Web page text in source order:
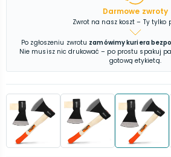
Darmowe zwroty
Zwrot na nasz koszt – Ty tylko
Po zgłoszeniu zwrotu zamówimy kuriera
Nie musisz nic drukować – po prostu spakuj
gotową etykietą.